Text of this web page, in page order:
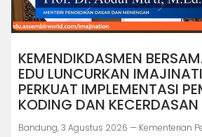
KEMENDIKDASMEN
EDU LUNCURKAN
PERKUAT IMPLEMENTASI
KODING DAN KECERDASAN
Bandung, 3 Agustus 2026 — Kementerian